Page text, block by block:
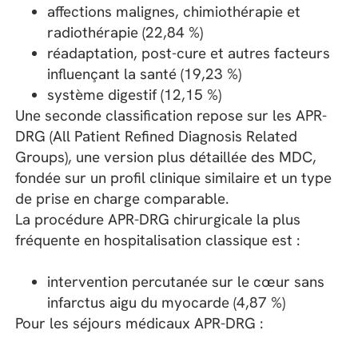
affections malignes, chimiothérapie et
radiothérapie (22,84 %)
réadaptation, post-cure et autres facteurs
influençant la santé (19,23 %)
système digestif (12,15 %)
Une seconde classification repose sur les APR-
DRG (All Patient Refined Diagnosis Related
Groups), une version plus détaillée des MDC,
fondée sur un profil clinique similaire et un type
de prise en charge comparable.
La procédure APR-DRG chirurgicale la plus
fréquente en hospitalisation classique est :
intervention percutanée sur le cœur sans
infarctus aigu du myocarde (4,87 %)
Pour les séjours médicaux APR-DRG :